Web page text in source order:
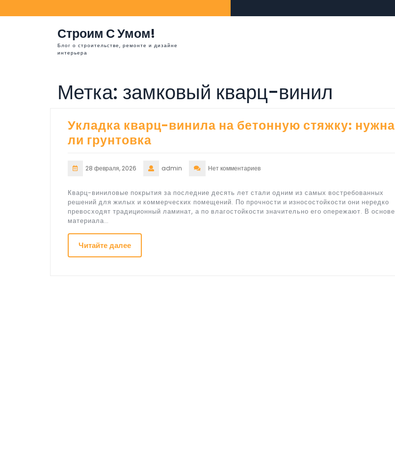
к
Строим С Умом!
Блог о строительстве, ремонте и дизайне
интерьера
Метка: замковый кварц-винил
Укладка кварц-винила на бетонную стяжку: нужна
ли грунтовка
28 февраля, 2026 admin Нет комментариев
Кварц-виниловые покрытия за последние десять лет стали одним из самых востребованных
решений для жилых и коммерческих помещений. По прочности и износостойкости они нередко
превосходят традиционный ламинат, а по влагостойкости значительно его опережают. В основе
материала…
Читайте далее